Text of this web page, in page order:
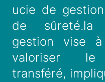
ucie de
de
gestion vise
valoriser le
transféré,